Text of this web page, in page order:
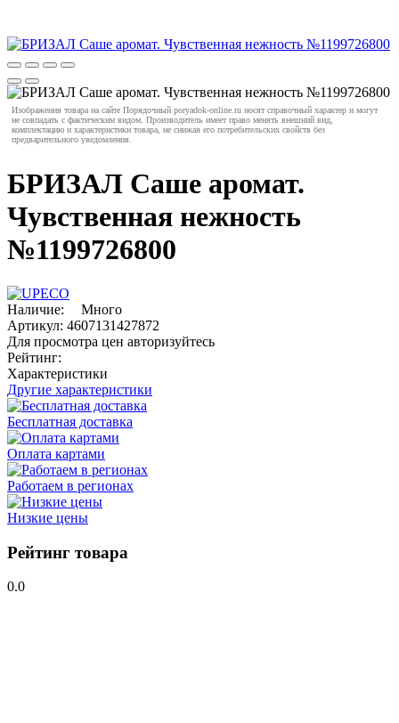
Изображения товара на сайте Порядочный poryadok-online.ru носят справочный характер и могут
не совпадать с фактическим видом. Производитель имеет право менять внешний вид,
комплектацию и характеристики товара, не снижая его потребительских свойств без
предварительного уведомления.
БРИЗАЛ Саше аромат.
Чувственная нежность
№1199726800
Наличие:
Много
Артикул: 4607131427872
Для просмотра цен авторизуйтесь
Рейтинг:
Характеристики
Другие характеристики
Бесплатная доставка
Оплата картами
Работаем в регионах
Низкие цены
Рейтинг товара
0.0